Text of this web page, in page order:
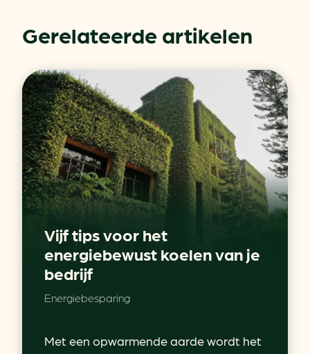
Gerelateerde artikelen
Vijf tips voor het
energiebewust koelen van je
bedrijf
Energiebesparing
Met een opwarmende aarde wordt het